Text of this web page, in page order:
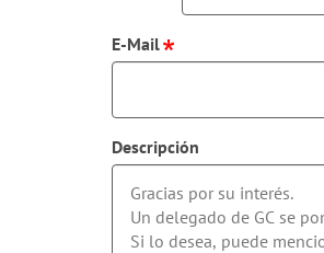
E-Mail
Descripción